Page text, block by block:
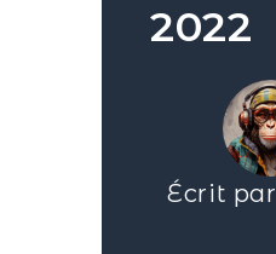
2022
Écrit par